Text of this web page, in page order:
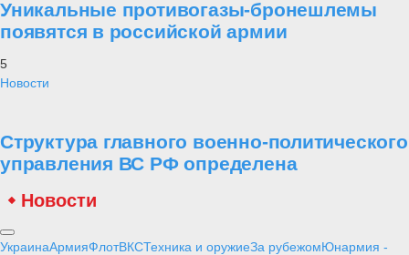
Уникальные противогазы-бронешлемы
появятся в российской армии
5
Новости
Структура главного военно-политического
управления ВС РФ определена
Новости
УкраинаАрмияФлотВКСТехника и оружиеЗа рубежомЮнармия -